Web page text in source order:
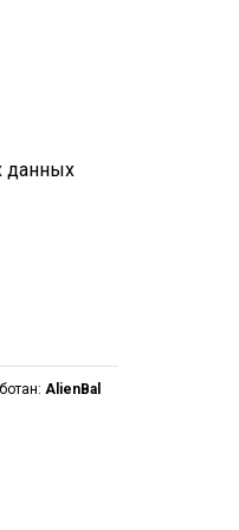
данных
AlienBal